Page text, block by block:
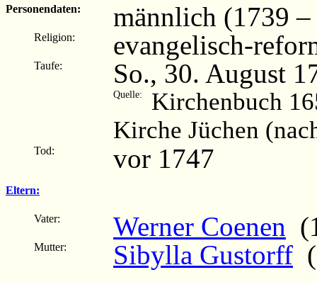
Personendaten:
männlich (1739
Religion: evangelisch-
Taufe: So., 30. August
Quelle:
Kirchenbuch
Kirche Jüchen
Tod: vor 1747
Eltern:
Vater: Werner Coenen
Mutter: Sibylla Gustorff